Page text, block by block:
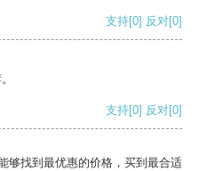
支持[0] 反对[0]
支持[0] 反对[0]
够找到最优惠的价格，买到最合适